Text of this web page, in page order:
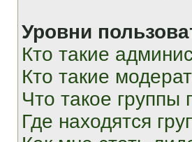
Уровни
Кто такие
Кто такие
Что такое группы
Где находятся